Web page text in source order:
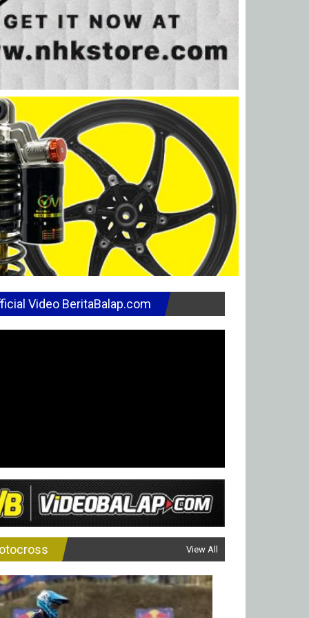
Video BeritaBalap.com
View All